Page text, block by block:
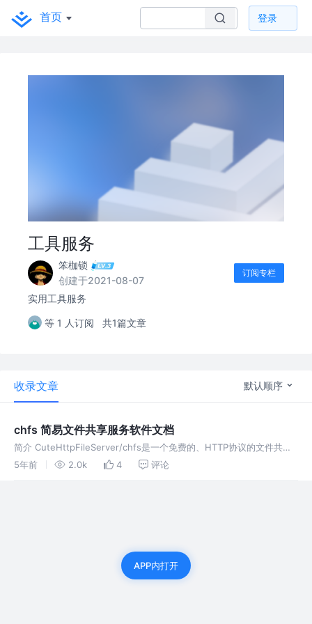
首页 登录
工具服务
笨枷锁
创建于2021-08-07
订阅专栏
实用工具服务
等 1 人订阅 共1篇文章
收录文章 默认顺序
chfs 简易文件共享服务软件文档
简介 CuteHttpFileServer/chfs是一个免费的、HTTP协议的文件共享
服务器，使用浏览器可以快速访问。它具有以下特点： 单个文件，核心
5年前 2.0k 4 评论
APP内打开